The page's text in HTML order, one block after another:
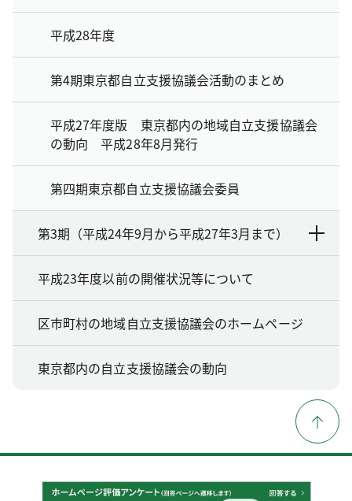
平成28年度
第4期東京都自立支援協議会活動のまとめ
平成27年度版 東京都内の地域自立支援協議会
の動向 平成28年8月発行
第四期東京都自立支援協議会委員
第3期（平成24年9月から平成27年3月まで）
平成23年度以前の開催状況等について
区市町村の地域自立支援協議会のホームページ
東京都内の自立支援協議会の動向